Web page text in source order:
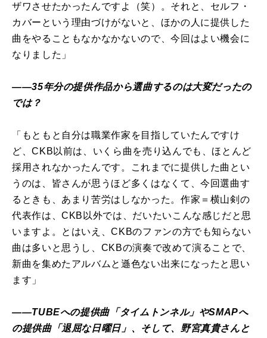
ザワさせたかったんですよ（笑）。それと、セルフ・
カバーという理由づけがないと、ほかの人に提供した
曲をやることもなかなかないので、今回はよい機会に
なりました」
――35年分の提供作品から選曲するのは大変だったの
では？
「もともと自分は職業作家を目指していたんですけ
ど、CKB以前は、いくら曲を売り込んでも、ほとんど
採用されなかったんです。これまでに提供した曲とい
うのは、皆さんが思うほど多くはなくて、今回選曲す
るときも、あまり苦労はしなかった。作家＝横山剣の
代表作は、CKB以外では、だいたいこんな感じだと思
いますよ。とはいえ、CKBのファンの方でも知らない
曲は多いと思うし、CKBの演奏で改めて演ることで、
新曲を集めたアルバムと遜色ない出来になったと思い
ます」
――TUBEへの提供曲「タイムトンネル」やSMAPへ
の提供曲「退屈な日曜日」、そして、野宮真貴さんと